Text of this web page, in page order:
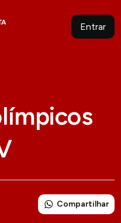
Entrar
Compartilhar